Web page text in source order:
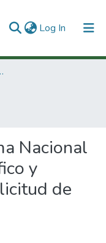
Log In (current)
y Tecnológica
Nacional
y
de